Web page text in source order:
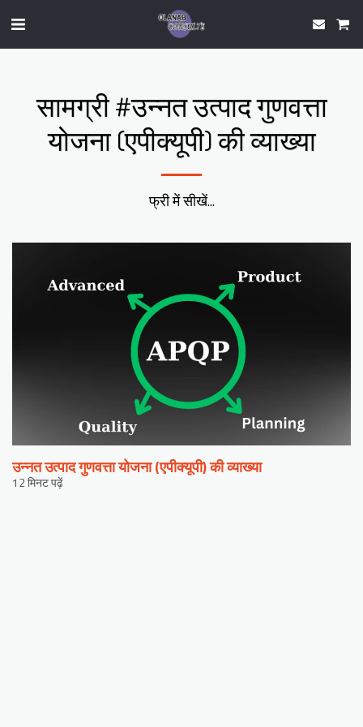
सामग्री #उन्नत उत्पाद गुणवत्ता
योजना (एपीक्यूपी) की व्याख्या
फ्री में सीखें...
उन्नत उत्पाद गुणवत्ता योजना (एपीक्यूपी) की व्याख्या
12 मिनट पढ़ें